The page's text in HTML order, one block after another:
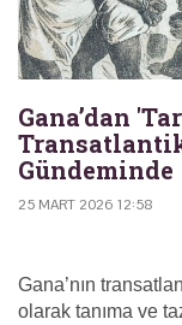
Gana’dan
Gündeminde
25 MART 2026 12:58
Gana’nın
olarak tanıma ve